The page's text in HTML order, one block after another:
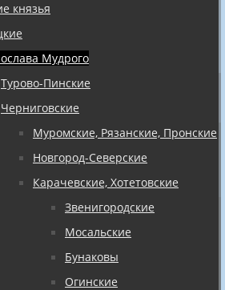
князья
Мудрого
Турово-Пинские
Черниговские
Муромские, Рязанские, Пронские
Новгород-Северские
Карачевские, Хотетовские
Звенигородские
Мосальские
Бунаковы
Огинские